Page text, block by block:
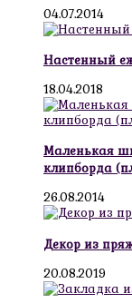
04.07.2014
Настенный
18.04.2018
Маленькая
клипборда
26.08.2014
Декор из
20.08.2019